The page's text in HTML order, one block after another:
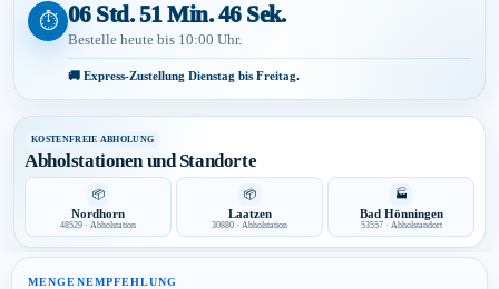
⏱ 06 Std. 51 Min. 45 Sek.
Bestelle heute bis 10:00 Uhr.
🚚 Express-Zustellung Dienstag bis Freitag.
KOSTENFREIE ABHOLUNG
Abholstationen und Standorte
📦
Nordhorn
48529 · Abholstation
📦
Laatzen
30880 · Abholstation
🏭
Bad Hönningen
53557 · Abholstandort
MENGENEMPFEHLUNG